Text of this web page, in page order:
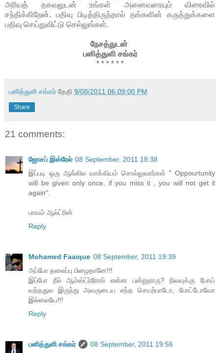
அரியத் தகவலுடன் உங்கள் அனைவரையும் விரைவில்
சந்திக்கிறேன். பதிவு பிடித்திருந்தால் தங்களின் கருத்துக்களை
பதிவு செய்துவிட்டு செல்லுங்கள்.
நேசத்துடன்
பனித்துளி சங்கர்
* * * * * *
பனித்துளி சங்கர் தேதி 9/08/2011 06:09:00 PM
Share
21 comments:
ஜோசப் இஸ்ரேல் 08 September, 2011 18:38
இப்படி ஒரு ஆங்கில வாக்கியம் சொல்லுவார்கள் " Oppourtunity
will be given only once, if you miss it , you will not get it
again".
பாவம் ஆல்ட்ரின்
Reply
Mohamed Faaique 08 September, 2011 19:39
அப்போ தலைப்பு பிழைதானே!!!
இப்போ நீல் ஆம்ஸ்ட்ர்ரோங் என்ன பன்னுராரு? நிலவுக்கு போய்
வந்ததுல இருந்து அவருடைய எந்த செயற்பாடோ, போட்டோவோ
இல்லையே!!!
Reply
பனித்துளி சங்கர்
08 September, 2011 19:56